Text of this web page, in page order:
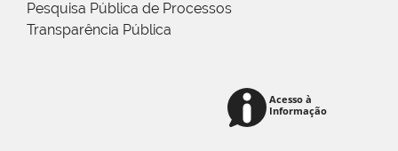
Pesquisa Pública de Processos
Transparência Pública